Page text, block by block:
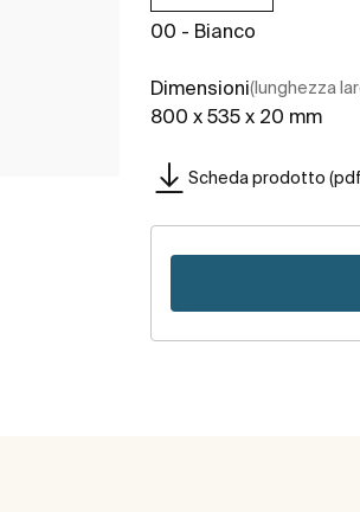
00 - Bianco
Dimensioni(lunghezza
800 x 535 x 20 mm
Scheda prodotto